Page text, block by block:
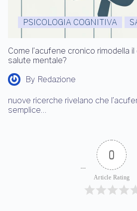
PSICOLOGIA COGNITIVA
Come l’acufene cronico rimodella
salute mentale?
By Redazione
nuove ricerche rivelano che
semplice…
0
Article Rating